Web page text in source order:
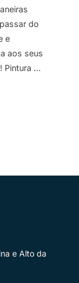
do
e
aos seus
Pintura …
INTELIGENTE:
e Alto da